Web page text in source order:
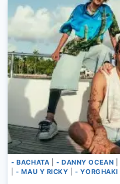
- BACHATA - DANNY OCEAN
|- MAU Y RICKY |- YORGHAKI